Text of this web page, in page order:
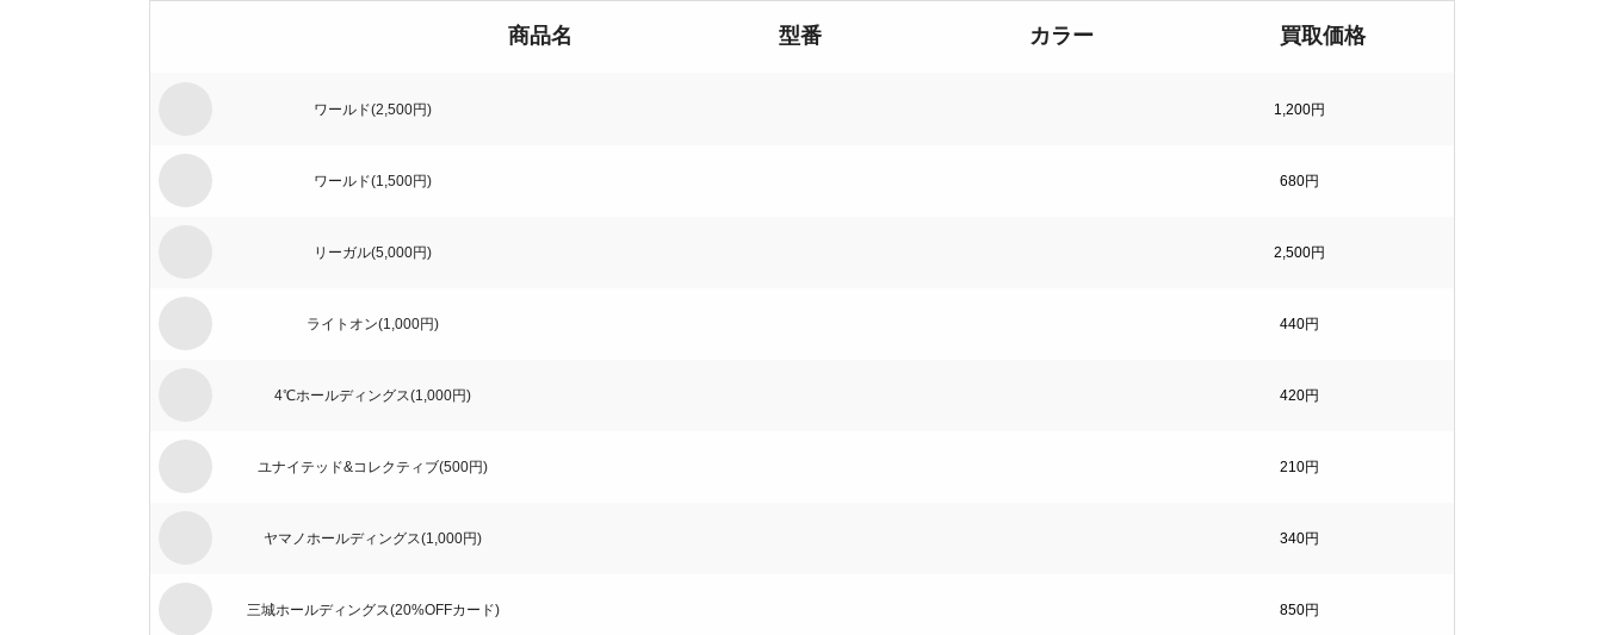
商品名 型番 カラー 買取価格
ワールド(2,500円) 1,200円
ワールド(1,500円) 680円
リーガル(5,000円) 2,500円
ライトオン(1,000円) 440円
4℃ホールディングス(1,000円) 420円
ユナイテッド&コレクティブ(500円) 210円
ヤマノホールディングス(1,000円) 340円
三城ホールディングス(20%OFFカード) 850円